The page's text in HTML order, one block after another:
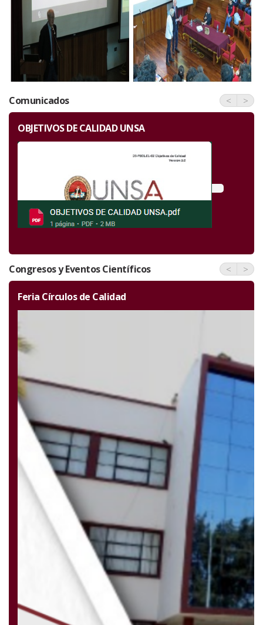
Comunicados < >
POLITICA DE CALIDAD DE LA UNSA
Congresos y Eventos Científicos < >
Feria Círculos de Calidad